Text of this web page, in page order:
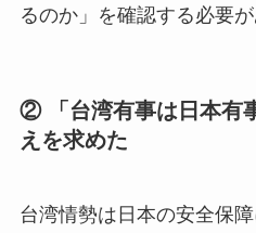
るのか」を確認する必要が
② 「台湾有事は日本有
えを求めた
台湾情勢は日本の安全保